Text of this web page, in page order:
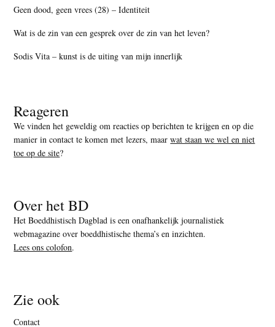
Geen dood, geen vrees (28) – Identiteit
Wat is de zin van een gesprek over de zin van het leven?
Sodis Vita – kunst is de uiting van mijn innerlijk
Reageren
We vinden het geweldig om reacties op berichten te krijgen en op die
manier in contact te komen met lezers, maarwat staan we wel en niet
toe op de site?
Over het BD
Het Boeddhistisch Dagblad is een onafhankelijk journalistiek
webmagazine over boeddhistische thema’s en inzichten.
Lees ons colofon.
Zie ook
Contact